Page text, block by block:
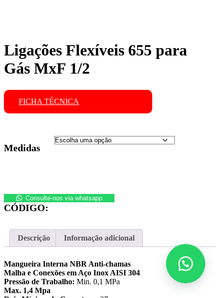
Ligações Flexíveis 655 para
Gás MxF 1/2
FICHA TÉCNICA
Medidas
para
quantidade
Consulte-nos via whatsapp
CÓDIGO:
Descrição Informação adicional
Mangueira Interna NBR Anti-chamas
Malha e Conexões em Aço Inox AISI 304
Pressão de Trabalho: Min. 0,1 MPa
Max. 1,4 Mpa